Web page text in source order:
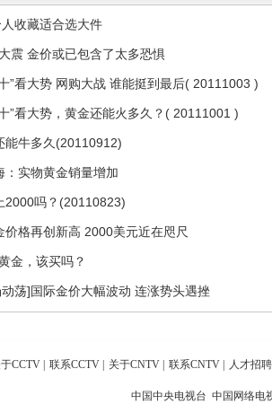
收藏适合选大件
震 金价或已包含了太多恐惧
”看大势 网购大战 谁能挺到最后( 20111003 )
”看大势，黄金还能火多久？( 20111001 )
能牛多久(20110912)
：实物黄金销量增加
2000吗？(20110823)
价格再创新高 2000美元近在咫尺
金，该买吗？
荡]国际金价大幅波动 连涨势头遇挫
CCTV | 联系CCTV | 关于CNTV | 联系CNTV | 人才招聘
中国中央电视台 中国网络电